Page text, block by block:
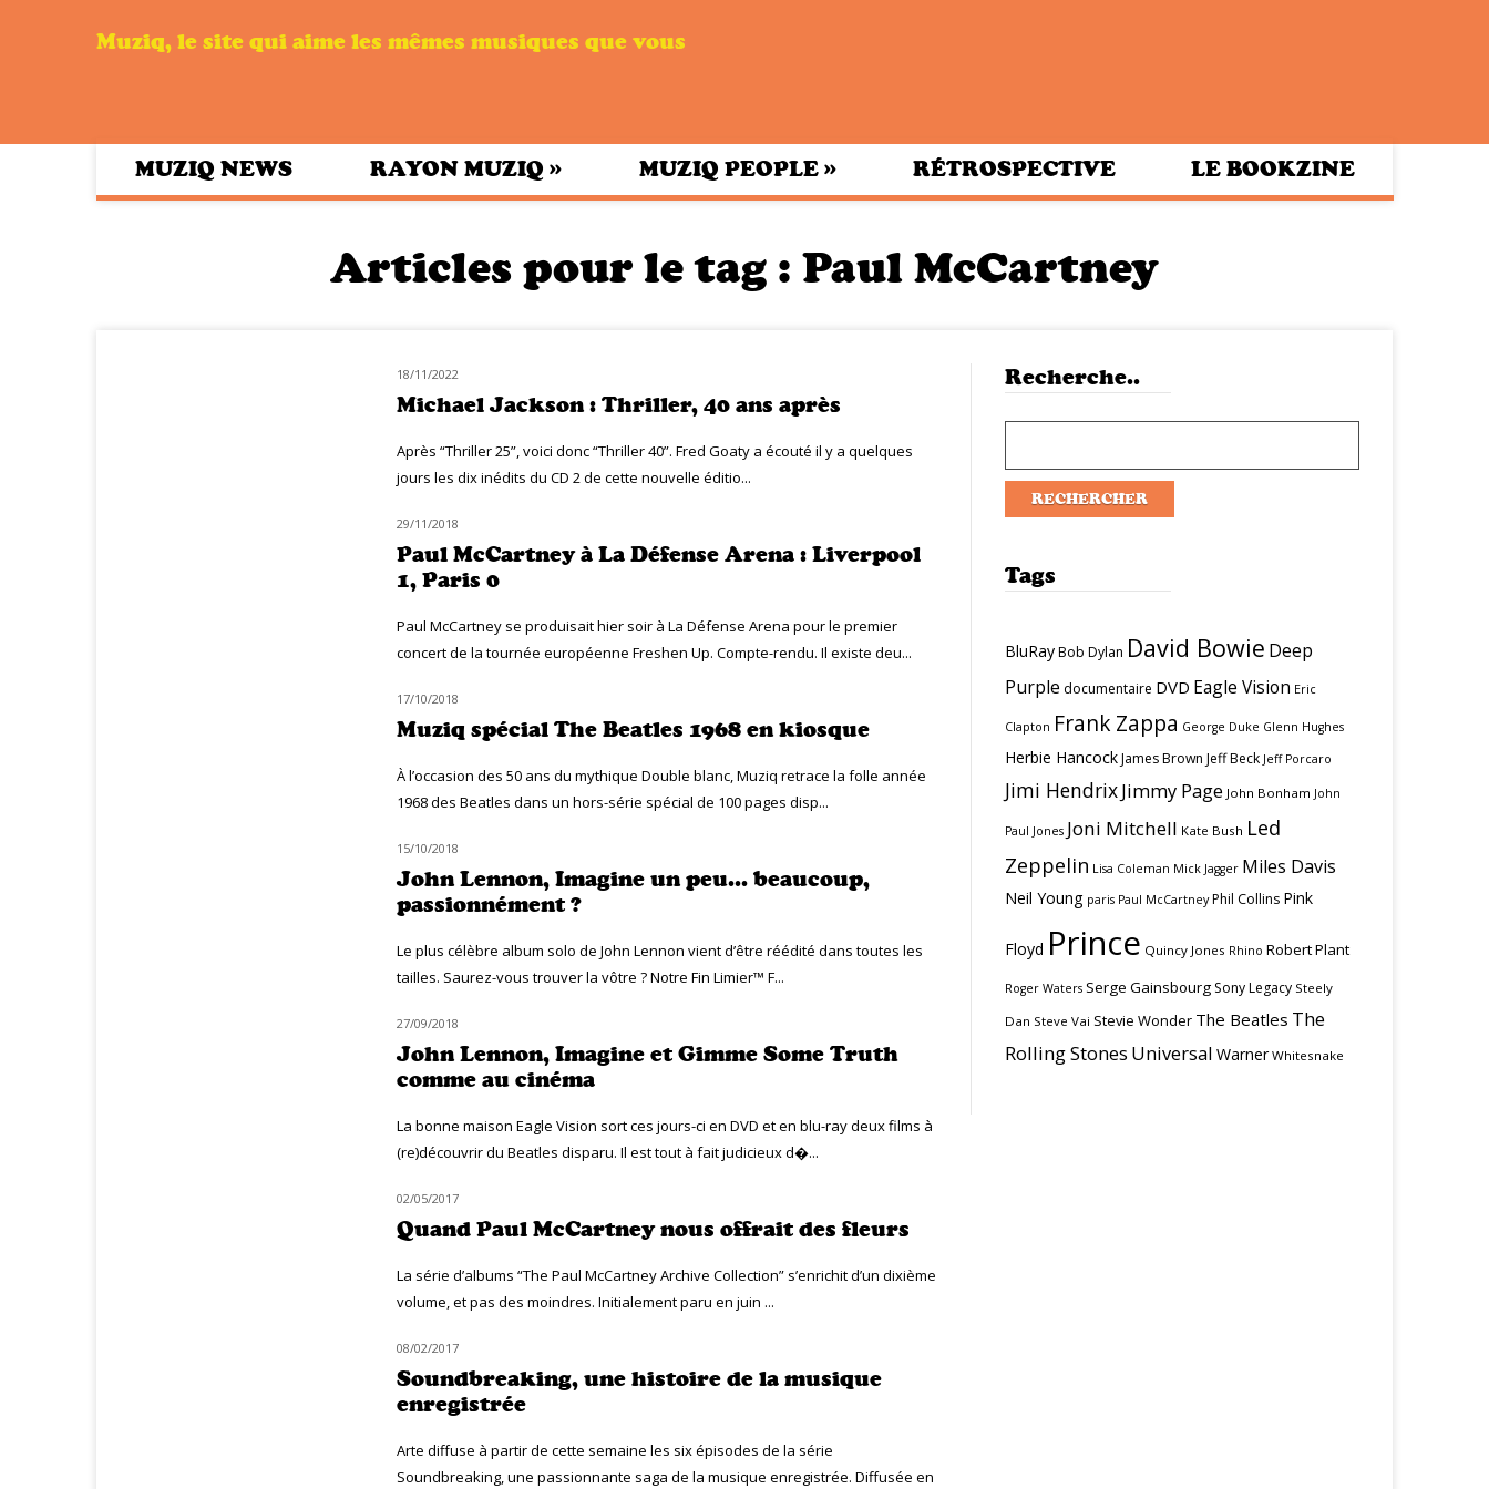
Muziq, le site qui aime les mêmes musiques que vous
MUZIQ NEWS RAYON MUZIQ » MUZIQ PEOPLE » RÉTROSPECTIVE LE BOOKZINE
Articles pour le tag : Paul McCartney
18/11/2022
Michael Jackson : Thriller, 40 ans après
Après “Thriller 25”, voici donc “Thriller 40”. Fred Goaty a écouté il y a quelques
jours les dix inédits du CD 2 de cette nouvelle éditio...
29/11/2018
Paul McCartney à La Défense Arena : Liverpool
1, Paris 0
Paul McCartney se produisait hier soir à La Défense Arena pour le premier
concert de la tournée européenne Freshen Up. Compte-rendu. Il existe deu...
17/10/2018
Muziq spécial The Beatles 1968 en kiosque
À l’occasion des 50 ans du mythique Double blanc, Muziq retrace la folle année
1968 des Beatles dans un hors-série spécial de 100 pages disp...
15/10/2018
John Lennon, Imagine un peu… beaucoup,
passionnément ?
Le plus célèbre album solo de John Lennon vient d’être réédité dans toutes les
tailles. Saurez-vous trouver la vôtre ? Notre Fin Limier™ F...
27/09/2018
John Lennon, Imagine et Gimme Some Truth
comme au cinéma
La bonne maison Eagle Vision sort ces jours-ci en DVD et en blu-ray deux films à
(re)découvrir du Beatles disparu. Il est tout à fait judicieux d�...
02/05/2017
Quand Paul McCartney nous offrait des fleurs
La série d’albums “The Paul McCartney Archive Collection” s’enrichit d’un dixième
volume, et pas des moindres. Initialement paru en juin ...
08/02/2017
Soundbreaking, une histoire de la musique
enregistrée
Arte diffuse à partir de cette semaine les six épisodes de la série
Soundbreaking, une passionnante saga de la musique enregistrée. Diffusée en
Recherche..
Tags
BluRay Bob Dylan David Bowie Deep
Purple documentaire DVD Eagle Vision Eric
Clapton Frank Zappa George Duke Glenn Hughes
Herbie Hancock James Brown Jeff Beck Jeff Porcaro
Jimi HendrixJimmy Page John Bonham John
Paul Jones Joni Mitchell Kate Bush Led
Zeppelin Lisa Coleman Mick Jagger Miles Davis
Neil Young paris Paul McCartney Phil Collins Pink
Floyd Prince Quincy Jones Rhino Robert Plant
Roger Waters Serge Gainsbourg Sony Legacy Steely
Dan Steve Vai Stevie Wonder The Beatles The
Rolling Stones Universal Warner Whitesnake